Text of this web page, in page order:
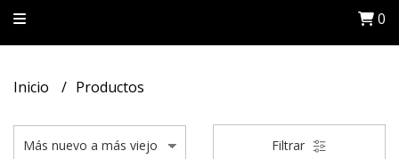
0
Inicio Productos
Filtrar